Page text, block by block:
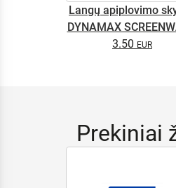
Langų apiplovimo
DYNAMAX
NANO 4l
3.50
Prekiniai